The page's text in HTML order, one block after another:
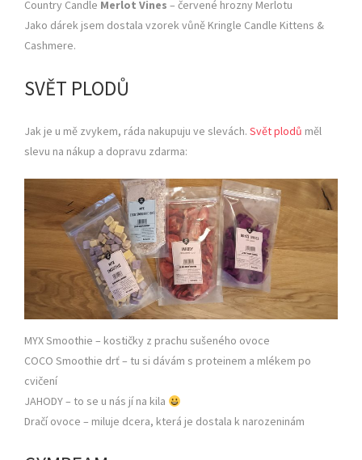
Country Candle Merlot Vines – červené hrozny Merlotu
Jako dárek jsem dostala vzorek vůně Kringle Candle Kittens &
Cashmere.
SVĚT PLODŮ
Jak je u mě zvykem, ráda nakupuju ve slevách. Svět plodů měl
slevu na nákup a dopravu zdarma:
MYX Smoothie – kostičky z prachu sušeného ovoce
COCO Smoothie drť – tu si dávám s proteinem a mlékem po
cvičení
JAHODY – to se u nás jí na kila
Dračí ovoce – miluje dcera, která je dostala k narozeninám